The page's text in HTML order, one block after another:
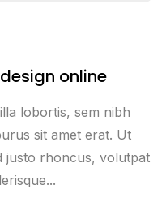
online
lobortis, sem nibh
sit amet erat. Ut
justo rhoncus, volutpat